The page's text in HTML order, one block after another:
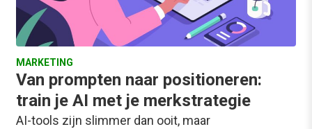
MARKETING
Van prompten naar positioneren:
train je AI met je merkstrategie
AI-tools zijn slimmer dan ooit, maar